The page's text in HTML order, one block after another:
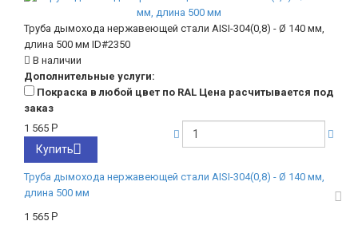
Труба дымохода нержавеющей стали AISI-304(0,8) - Ø 140 мм,
длина 500 мм ID#2350
В наличии
Дополнительные услуги:
Покраска в любой цвет по RAL Цена расчитывается под
заказ
1 565 Р
Купить
Труба дымохода нержавеющей стали AISI-304(0,8) - Ø 140 мм,
длина 500 мм
1 565 Р